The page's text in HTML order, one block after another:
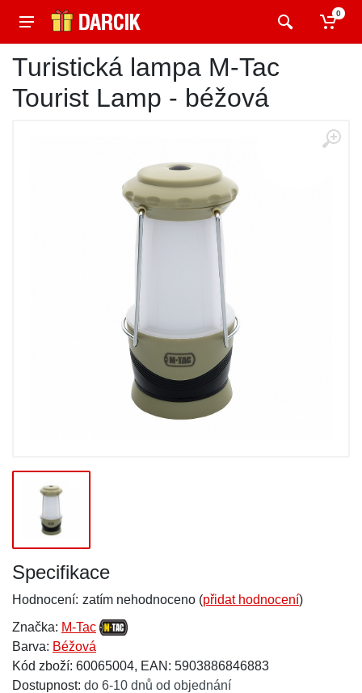
0
Turistická lampa M-Tac
Tourist Lamp - béžová
Specifikace
Hodnocení: zatím nehodnoceno (přidat hodnocení)
Značka: M-Tac
Barva: Béžová
Kód zboží: 60065004, EAN: 5903886846883
Dostupnost: do 6-10 dnů od objednání